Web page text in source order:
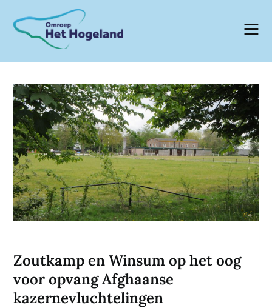
content
Zoutkamp en Winsum op het oog
voor opvang Afghaanse
kazernevluchtelingen